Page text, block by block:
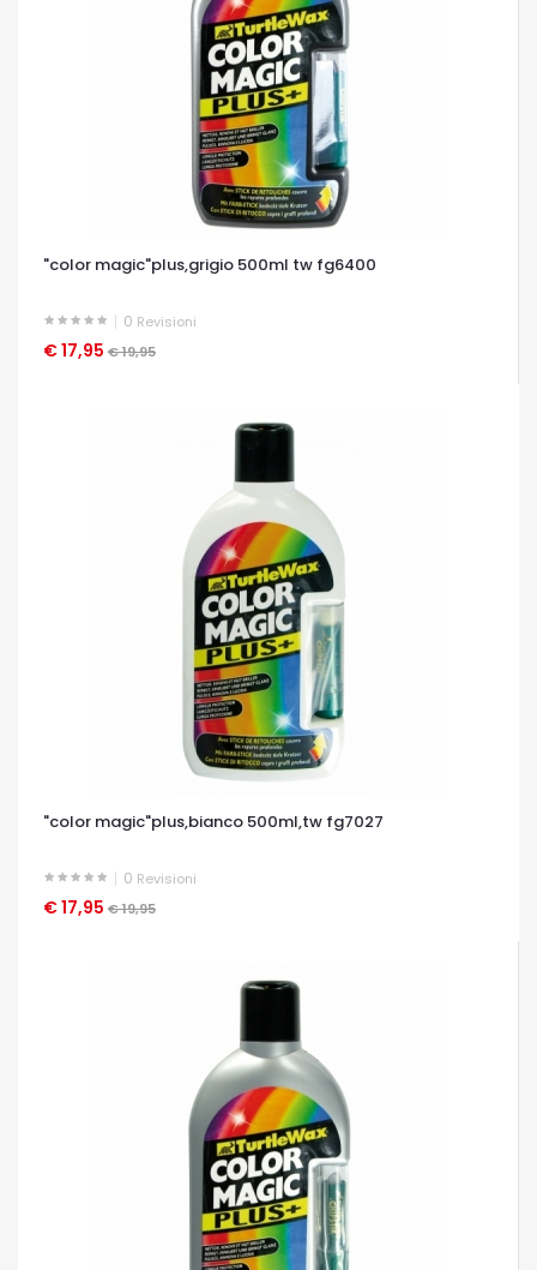
"color magic"plus,grigio 500ml tw fg6400
0 Revisioni
€ 17,95 € 19,95
OCCHIATA VELOCE
"color magic"plus,bianco 500ml,tw fg7027
0 Revisioni
€ 17,95 € 19,95
OCCHIATA VELOCE